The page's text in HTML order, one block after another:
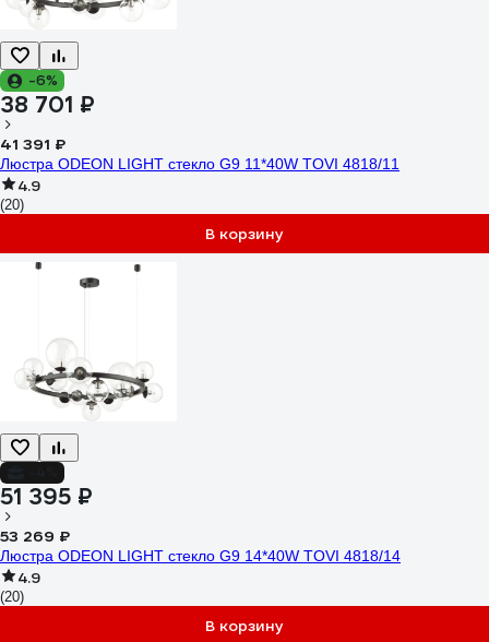
-6%
38 701 ₽
41 391 ₽
Люстра ODEON LIGHT стекло G9 11*40W TOVI 4818/11
4.9
(20)
В корзину
51 395 ₽
53 269 ₽
Люстра ODEON LIGHT стекло G9 14*40W TOVI 4818/14
4.9
(20)
В корзину